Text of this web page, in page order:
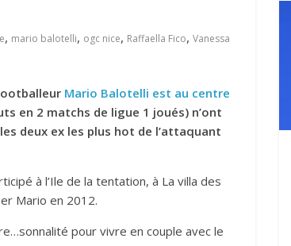
, mario balotelli, ogc nice, Raffaella Fico, Vanessa
Mario Balotelli est au centre
en 2 matchs de ligue 1 joués) n’ont
deux ex les plus hot de l’attaquant
à l’Ile de la tentation, à La villa des
Mario en 2012.
pour vivre en couple avec le